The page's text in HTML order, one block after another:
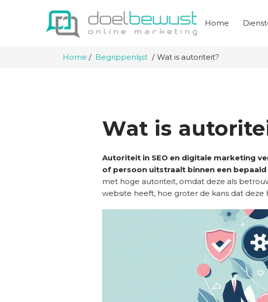
Home
Home Begrippenlijst Wat is autoriteit?
Wat is
Autoriteit in SEO en digitale marketing
of persoon uitstraalt binnen een
met hoge autoriteit, omdat deze als
website heeft, hoe groter de kans dat deze